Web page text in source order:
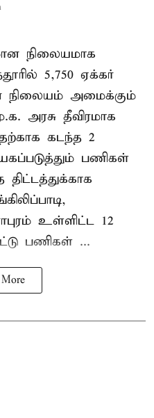
நிலையமாக
5,750 ஏக்கர்
நிலையம் அமைக்கும்
அரசு தீவிரமாக
கடந்த 2
பணிகள்
உள்ளிட்ட 12
பணிகள் ...